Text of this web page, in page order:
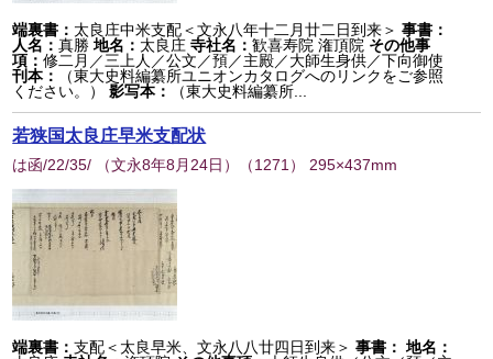
端裏書： 太良庄中米支配＜文永八年十二月廿二日到来＞ 事書：
人名：真勝 地名： 太良庄 寺社名：歓喜寿院 潅頂院 その他事
項：修二月／三上人／公文／預／主殿／大師生身供／下向御使
刊本：
（東大史料編纂所ユニオンカタログへのリンクをご参照
ください。）
影写本： （東大史料編纂所...
若狭国太良庄早米支配状
は函/22/35/ （文永8年8月24日） （1271 ） 295×437mm
端裏書：支配＜太良早米、文永八八廿四日到来＞ 事書： 地名：